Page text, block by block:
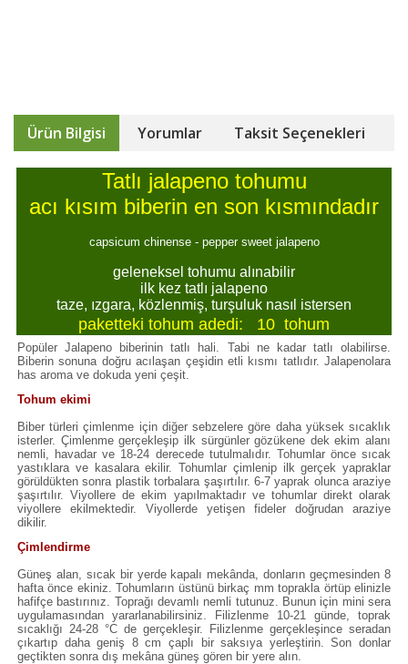
Ürün Bilgisi Yorumlar Taksit Seçenekleri
Tatlı jalapeno tohumu
acı kısım biberin en son kısmındadır
capsicum chinense - pepper sweet jalapeno
geleneksel tohumu alınabilir
ilk kez tatlı jalapeno
taze, ızgara, közlenmiş, turşuluk nasıl istersen
paketteki tohum adedi: 10 tohum
Popüler Jalapeno biberinin tatlı hali. Tabi ne kadar tatlı olabilirse.
Biberin sonuna doğru acılaşan çeşidin etli kısmı tatlıdır. Jalapenolara
has aroma ve dokuda yeni çeşit.
Tohum ekimi
Biber türleri çimlenme için diğer sebzelere göre daha yüksek sıcaklık
isterler. Çimlenme gerçekleşip ilk sürgünler gözükene dek ekim alanı
nemli, havadar ve 18-24 derecede tutulmalıdır. Tohumlar önce sıcak
yastıklara ve kasalara ekilir. Tohumlar çimlenip ilk gerçek yapraklar
görüldükten sonra plastik torbalara şaşırtılır. 6-7 yaprak olunca araziye
şaşırtılır. Viyollere de ekim yapılmaktadır ve tohumlar direkt olarak
viyollere ekilmektedir. Viyollerde yetişen fideler doğrudan araziye
dikilir.
Çimlendirme
Güneş alan, sıcak bir yerde kapalı mekânda, donların geçmesinden 8
hafta önce ekiniz. Tohumların üstünü birkaç mm toprakla örtüp elinizle
hafifçe bastırınız. Toprağı devamlı nemli tutunuz. Bunun için mini sera
uygulamasından yararlanabilirsiniz. Filizlenme 10-21 günde, toprak
sıcaklığı 24-28 °C de gerçekleşir. Filizlenme gerçekleşince seradan
çıkartıp daha geniş 8 cm çaplı bir saksıya yerleştirin. Son donlar
geçtikten sonra dış mekâna güneş gören bir yere alın.